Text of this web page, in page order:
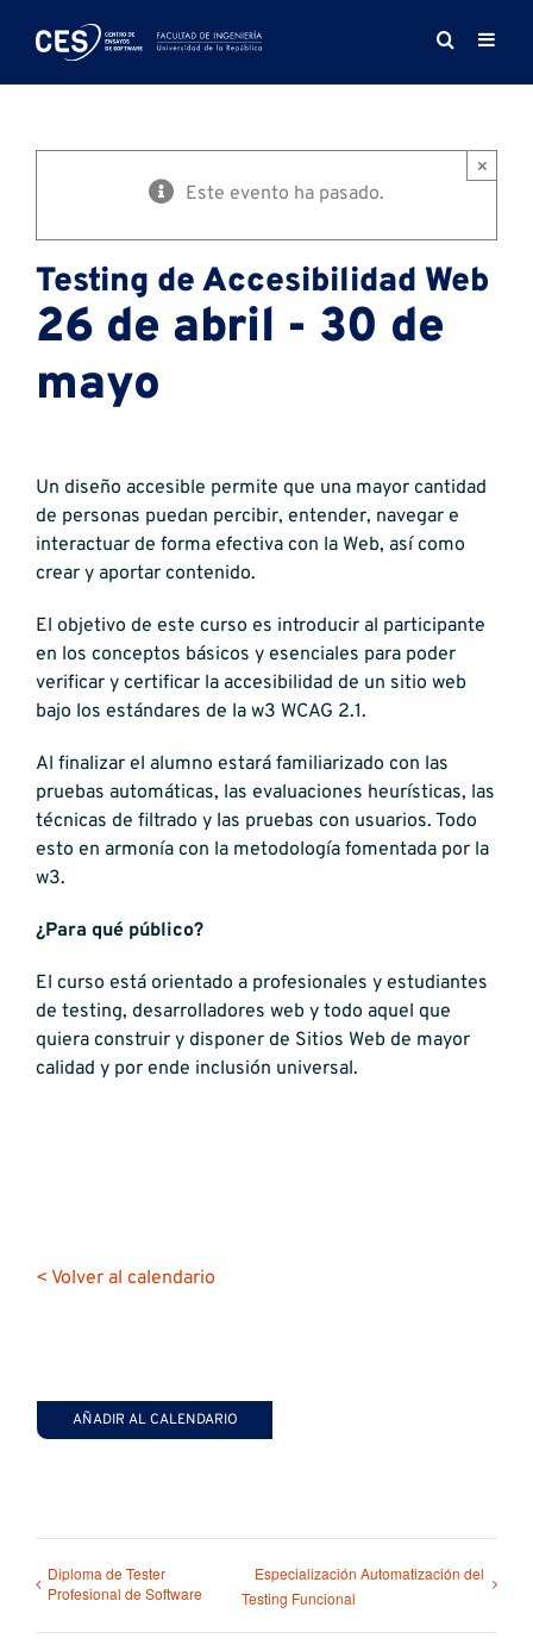
Este evento ha pasado.
×
Testing de Accesibilidad Web
26 de abril - 30 de
mayo
Un diseño accesible permite que una mayor cantidad
de personas puedan percibir, entender, navegar e
interactuar de forma efectiva con la Web, así como
crear y aportar contenido.
El objetivo de este curso es introducir al participante
en los conceptos básicos y esenciales para poder
verificar y certificar la accesibilidad de un sitio web
bajo los estándares de la w3 WCAG 2.1.
Al finalizar el alumno estará familiarizado con las
pruebas automáticas, las evaluaciones heurísticas, las
técnicas de filtrado y las pruebas con usuarios. Todo
esto en armonía con la metodología fomentada por la
w3.
¿Para qué público?
El curso está orientado a profesionales y estudiantes
de testing, desarrolladores web y todo aquel que
quiera construir y disponer de Sitios Web de mayor
calidad y por ende inclusión universal.
< Volver al calendario
AÑADIR AL CALENDARIO
Diploma de Tester
Profesional de Software
Especialización Automatización del
Testing Funcional